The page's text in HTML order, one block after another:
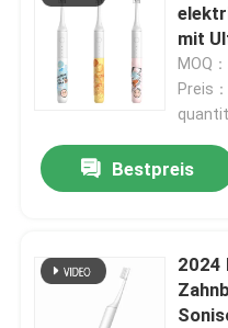
mit
MOQ
Preis
Bestpreis
2024